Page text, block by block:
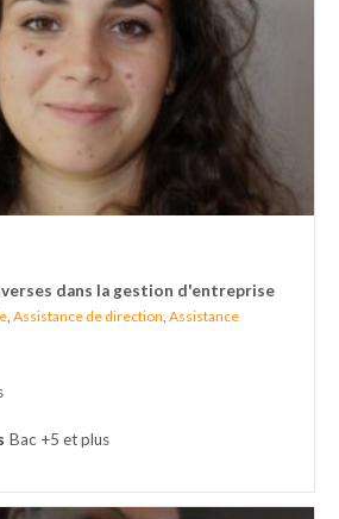
dans la gestion d'entreprise
, Assistance de direction, Assistance
Bac +5 et plus